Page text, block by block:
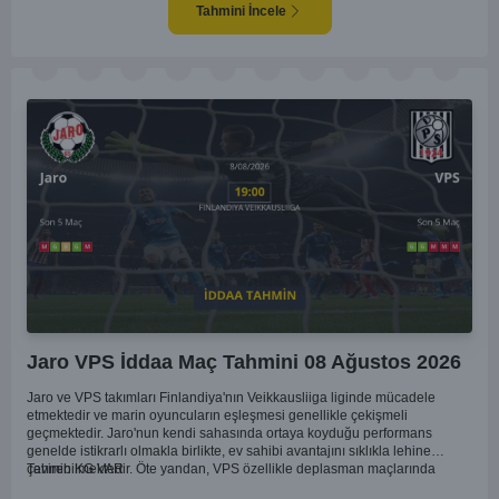
Tahmini İncele
Jaro VPS İddaa Maç Tahmini 08 Ağustos 2026
Jaro ve VPS takımları Finlandiya'nın Veikkausliiga liginde mücadele
etmektedir ve marin oyuncuların eşleşmesi genellikle çekişmeli
geçmektedir. Jaro'nun kendi sahasında ortaya koyduğu performans
genelde istikrarlı olmakla birlikte, ev sahibi avantajını sıklıkla lehine
çevirebilmektedir. Öte yandan, VPS özellikle deplasman maçlarında
Tahmin KG VAR